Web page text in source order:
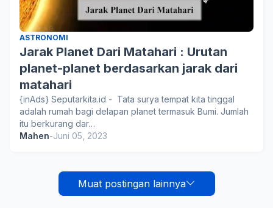
ASTRONOMI
Jarak Planet Dari Matahari : Urutan
planet-planet berdasarkan jarak dari
matahari
{inAds} Seputarkita.id - Tata surya tempat kita tinggal
adalah rumah bagi delapan planet termasuk Bumi. Jumlah
itu berkurang dar…
Mahen-Juni 05, 2023
Muat postingan lainnya